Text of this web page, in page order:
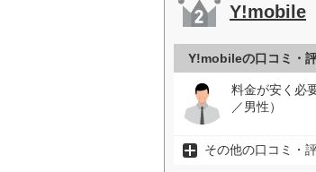
Y!mobile
Y!mobileの口コミ・
料金が安く必
／男性）
その他の口コミ・